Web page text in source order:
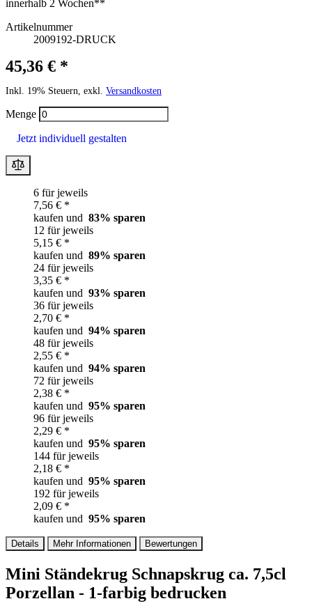
innerhalb 2 Wochen**
Artikelnummer
2009192-DRUCK
45,36 € *
Inkl. 19% Steuern, exkl. Versandkosten
Menge
Jetzt individuell gestalten
6 für jeweils
7,56 € *
kaufen und 83% sparen
12 für jeweils
5,15 € *
kaufen und 89% sparen
24 für jeweils
3,35 € *
kaufen und 93% sparen
36 für jeweils
2,70 € *
kaufen und 94% sparen
48 für jeweils
2,55 € *
kaufen und 94% sparen
72 für jeweils
2,38 € *
kaufen und 95% sparen
96 für jeweils
2,29 € *
kaufen und 95% sparen
144 für jeweils
2,18 € *
kaufen und 95% sparen
192 für jeweils
2,09 € *
kaufen und 95% sparen
Details Mehr Informationen Bewertungen
Mini Ständekrug Schnapskrug ca. 7,5cl
Porzellan - 1-farbig bedrucken